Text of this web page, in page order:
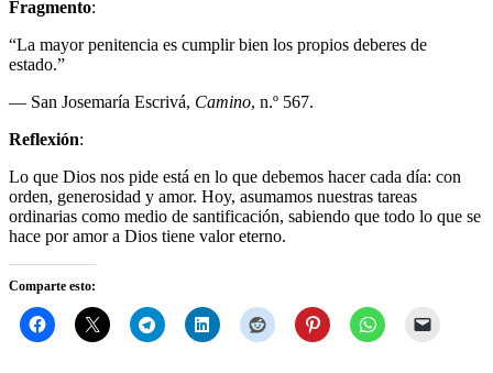
Fragmento:
“La mayor penitencia es cumplir bien los propios deberes de
estado.”
— San Josemaría Escrivá, Camino, n.º 567.
Reflexión:
Lo que Dios nos pide está en lo que debemos hacer cada día: con
orden, generosidad y amor. Hoy, asumamos nuestras tareas
ordinarias como medio de santificación, sabiendo que todo lo que se
hace por amor a Dios tiene valor eterno.
Comparte esto: